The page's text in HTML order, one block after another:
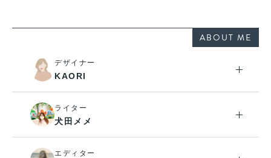
ABOUT ME
デザイナー
KAORI
ライター
犬田メメ
エディター